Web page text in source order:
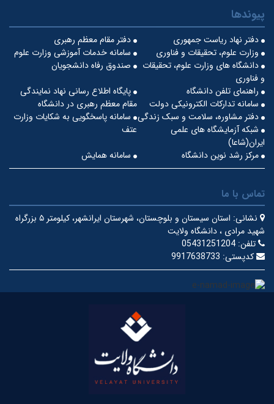
پیوندها
دفتر مقام معظم رهبری
دفتر نهاد ریاست جمهوری
سامانه خدمات آموزشی وزارت علوم
وزارت علوم، تحقیقات و فناوری
صندوق رفاه دانشجویان
دانشگاه های وزارت علوم، تحقیقات
و فناوری
پایگاه اطلاع رسانی نهاد نمایندگی
مقام معظم رهبری در دانشگاه
راهنمای تلفن دانشگاه
سامانه تدارکات الکترونیکی دولت
سامانه پاسخگویی به شکایات وزارت
عتف
دفتر مشاوره، سلامت و سبک زندگی
شبکه آزمایشگاه های علمی
ایران(شاعا)
سامانه همایش
مرکز رشد نوین دانشگاه
تماس با ما
نشانی:
استان سیستان و بلوچستان، شهرستان ایرانشهر، کیلومتر ۵ بزرگراه
شهید مرادی ، دانشگاه ولایت
تلفن: 05431251204
کدپستی: 9917638733